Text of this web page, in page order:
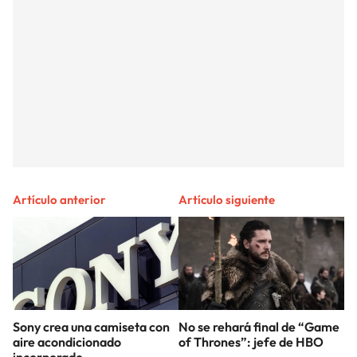
Artículo anterior
Sony crea una camiseta con
aire acondicionado
Artículo siguiente
No se rehará final de “Game
of Thrones”: jefe de HBO